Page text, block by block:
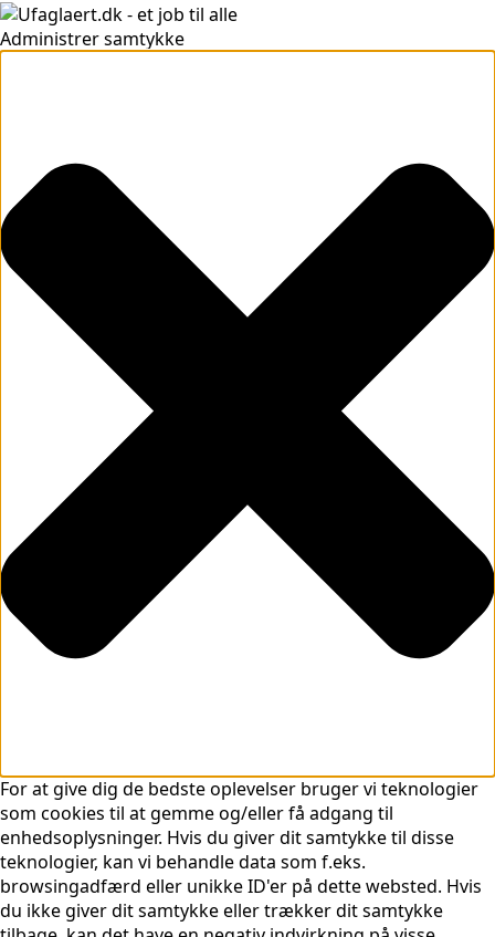
Administrer samtykke
For at give dig de bedste oplevelser bruger vi teknologier
som cookies til at gemme og/eller få adgang til
enhedsoplysninger. Hvis du giver dit samtykke til disse
teknologier, kan vi behandle data som f.eks.
browsingadfærd eller unikke ID'er på dette websted. Hvis
du ikke giver dit samtykke eller trækker dit samtykke